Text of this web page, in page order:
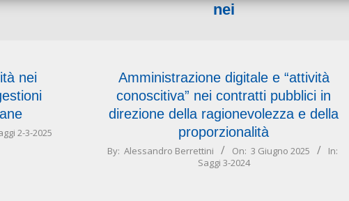
Menu
nei
nei
2-3-2025
Amministrazione digitale e “attività
conoscitiva” nei contratti pubblici in
direzione della ragionevolezza e della
proporzionalità
2025-
By: Alessandro Berrettini On: 3 Giugno 2025
In:
Saggi 3-2024